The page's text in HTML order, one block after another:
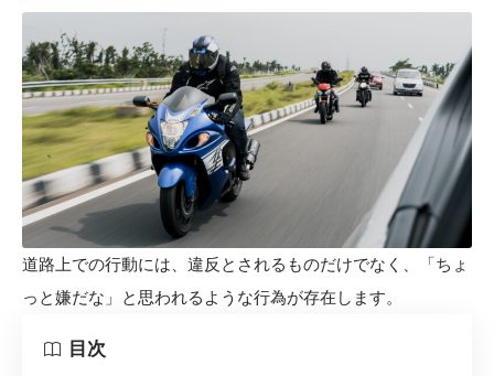
道路上での行動には、違反とされるものだけでなく、「ちょ
っと嫌だな」と思われるような行為が存在します。
目次